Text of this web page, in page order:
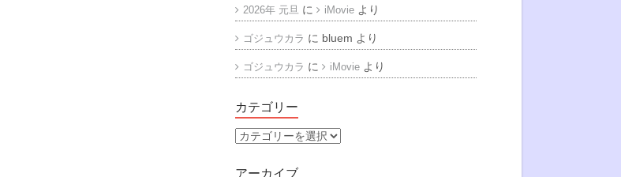
2026年 元旦 に iMovie より
ゴジュウカラ に bluem より
ゴジュウカラ に iMovie より
カテゴリー
カ
ゴ
アーカイブ